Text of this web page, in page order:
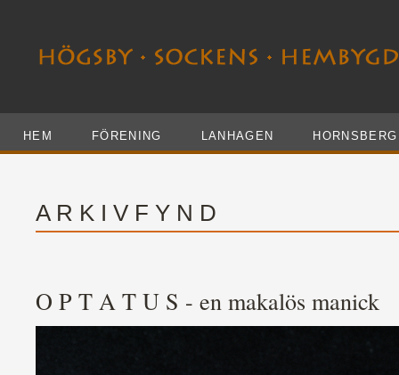
HEM FÖRENING LANHAGEN HORNSBERG
A R K I V F Y N D
O P T A T U S - en makalös manick